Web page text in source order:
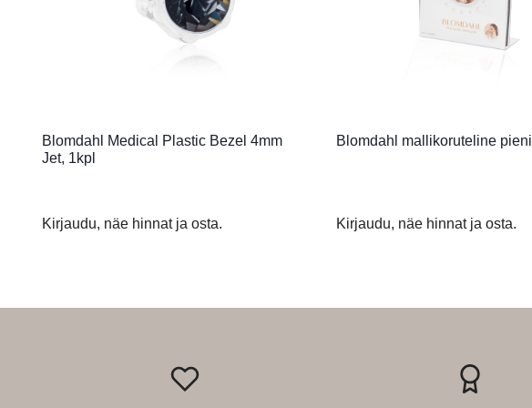
Blomdahl Medical Plastic Bezel 4mm
Jet, 1kpl
Kirjaudu, näe hinnat ja osta.
Blomdahl mallikoruteline pieni
Kirjaudu, näe hinnat ja osta.